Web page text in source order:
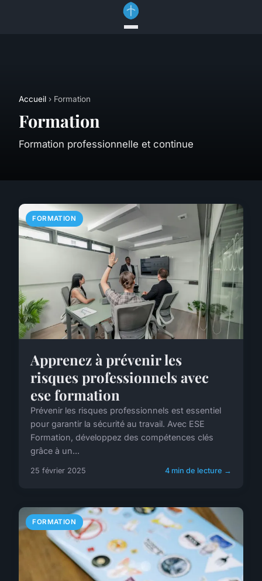
Accueil › Formation
Formation
Formation professionnelle et continue
FORMATION
Apprenez à prévenir les
risques professionnels avec
ese formation
Prévenir les risques professionnels est essentiel
pour garantir la sécurité au travail. Avec ESE
Formation, développez des compétences clés
grâce à un...
25 février 2025 4 min de lecture →
FORMATION